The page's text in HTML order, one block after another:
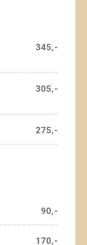
345,-
305,-
275,-
90,-
170,-